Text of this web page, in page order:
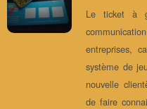
Le ticket à
entreprises,
système de
nouvelle
de faire